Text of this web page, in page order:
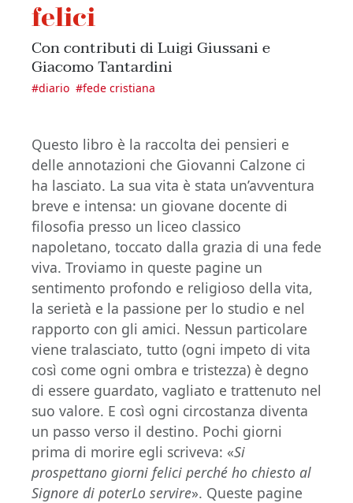
felici
Con contributi di Luigi Giussani e
Giacomo Tantardini
#diario #fede cristiana
Questo libro è la raccolta dei pensieri e
delle annotazioni che Giovanni Calzone ci
ha lasciato. La sua vita è stata un’avventura
breve e intensa: un giovane docente di
filosofia presso un liceo classico
napoletano, toccato dalla grazia di una fede
viva. Troviamo in queste pagine un
sentimento profondo e religioso della vita,
la serietà e la passione per lo studio e nel
rapporto con gli amici. Nessun particolare
viene tralasciato, tutto (ogni impeto di vita
così come ogni ombra e tristezza) è degno
di essere guardato, vagliato e trattenuto nel
suo valore. E così ogni circostanza diventa
un passo verso il destino. Pochi giorni
prima di morire egli scriveva: «Si
prospettano giorni felici perché ho chiesto al
Signore di poterLo servire». Queste pagine